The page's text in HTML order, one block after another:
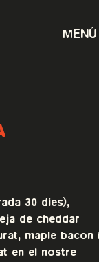
MENÚ
30 dies),
de cheddar
maple bacon
en el nostre